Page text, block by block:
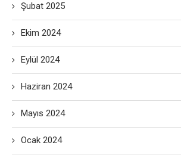
Şubat 2025
Ekim 2024
Eylül 2024
Haziran 2024
Mayıs 2024
Ocak 2024